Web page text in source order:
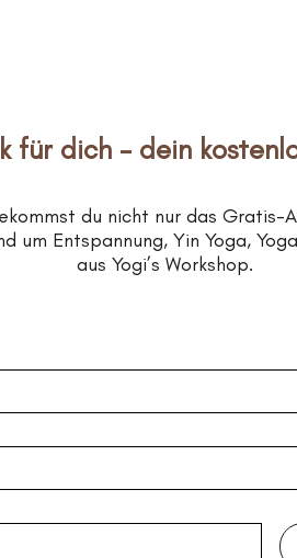
für dich – dein
du nicht nur das Gratis-
um Entspannung, Yin Yoga,
aus Yogi’s Workshop.